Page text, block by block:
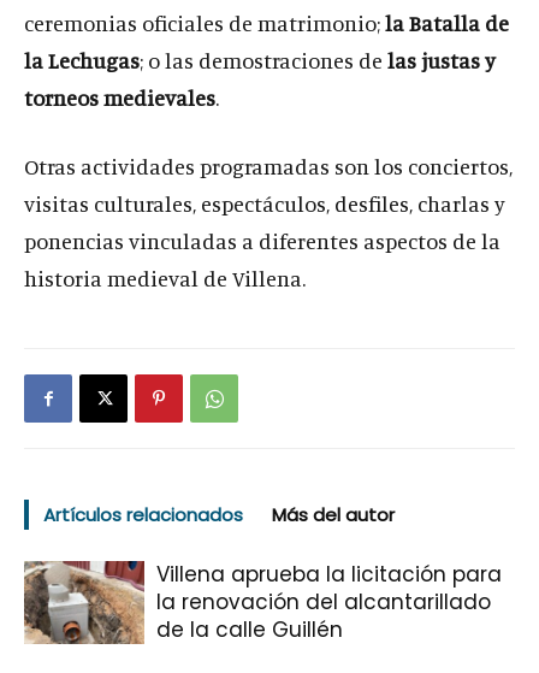
ceremonias oficiales de matrimonio;la Batalla de
la Lechugas; o las demostraciones de las justas y
torneos medievales.
Otras actividades programadas son los conciertos,
visitas culturales, espectáculos, desfiles, charlas y
ponencias vinculadas a diferentes aspectos de la
historia medieval de Villena.
Artículos relacionados Más del autor
Villena aprueba la licitación para
la renovación del alcantarillado
de la calle Guillén